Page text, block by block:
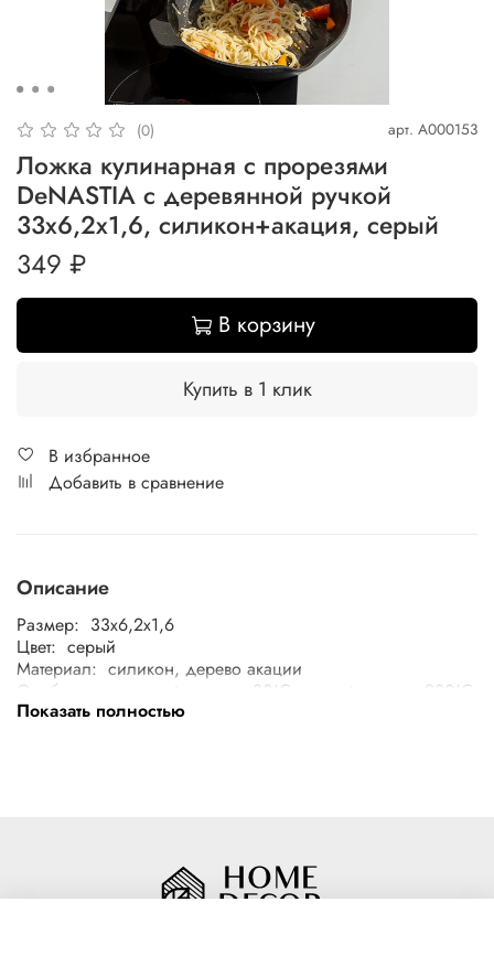
(0) арт. A000153
Ложка кулинарная с прорезями
DeNASTIA с деревянной ручкой
33x6,2x1,6, силикон+акация, серый
349 ₽
В корзину
Купить в 1 клик
В избранное
Добавить в сравнение
Описание
Размер: 33x6,2x1,6
Цвет: серый
Материал: силикон, дерево акации
Особенности: мин t исп-ния -30'С , макс t исп-ния 230'С
Линейки: DeNastia
Показать полностью